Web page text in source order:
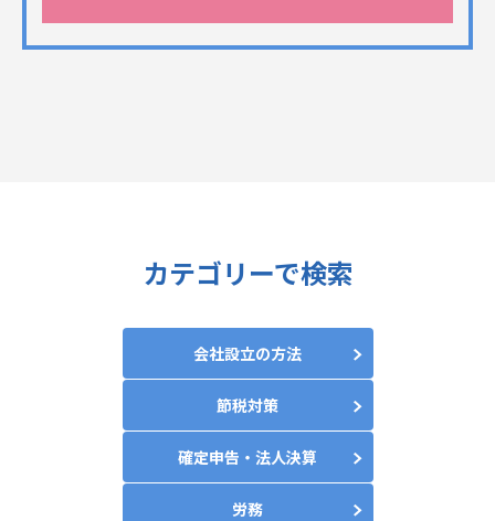
カテゴリーで検索
会社設立の方法
節税対策
確定申告・法人決算
労務